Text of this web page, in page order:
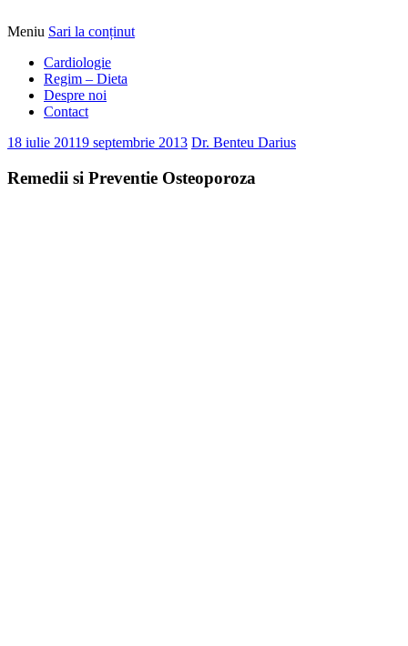
DrBendo.ro
Alimentatia sa iti fie medicatia
Meniu Sari la conținut
Cardiologie
Regim – Dieta
Despre noi
Contact
18 iulie 20119 septembrie 2013 Dr. Benteu Darius
Remedii si Preventie Osteoporoza